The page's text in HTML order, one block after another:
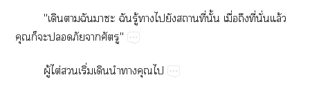
"​​​​​​ู้​​​​​ี่​ั้​ื่​​ี่​ั่​ล้​
​​​​​​"
ู้​ไต่​​ิ่​​​​​